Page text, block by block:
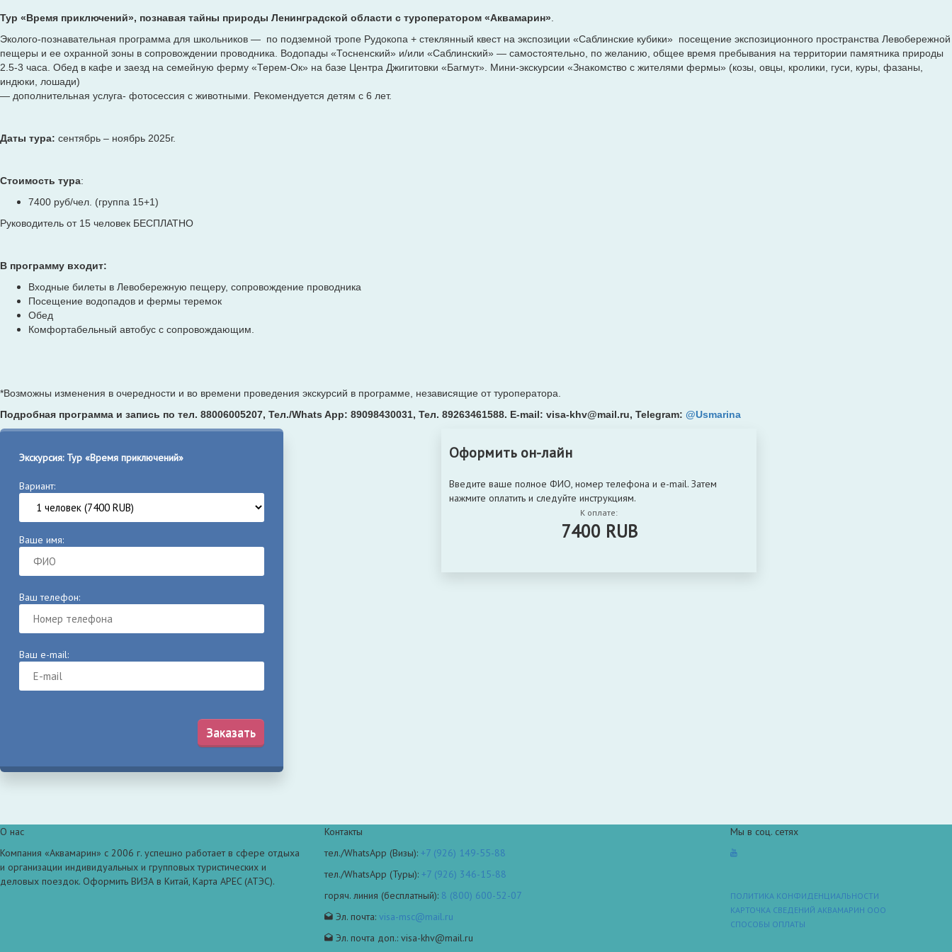
Тур «Время приключений», познавая тайны природы Ленинградской области с туроператором «Аквамарин»
Эколого-познавательная программа для школьников — по подземной тропе Рудокопа + стеклянный квест на экспозиции «Саблинские кубики» посещение экспозиционного пространства Левобережной
пещеры и ее охранной зоны в сопровождении проводника. Водопады «Тосненский» и/или «Саблинский» — самостоятельно, по желанию, общее время пребывания на территории памятника природы
2.5-3 часа. Обед в кафе и заезд на семейную ферму «Терем-Ок» на базе Центра Джигитовки «Багмут». Мини-экскурсии «Знакомство с жителями фермы» (козы, овцы, кролики, гуси, куры, фазаны,
индюки, лошади)
— дополнительная услуга- фотосессия с животными. Рекомендуется детям с 6 лет.
Даты тура: сентябрь – ноябрь 2025г.
Стоимость тура:
7400 руб/чел. (группа 15+1)
Руководитель от 15 человек БЕСПЛАТНО
В программу входит:
Входные билеты в Левобережную пещеру, сопровождение проводника
Посещение водопадов и фермы теремок
Обед
Комфортабельный автобус с сопровождающим.
*Возможны изменения в очередности и во времени проведения экскурсий в программе, независящие от туроператора.
Подробная программа и запись по тел. 88006005207, Тел./Whats App: 89098430031, Тел. 89263461588. E-mail: visa-khv@mail.ru, Telegram: @Usmarina
Экскурсия: Тур «Время приключений»
Вариант:
Ваше имя:
Ваш телефон:
Ваш e-mail:
Заказать
Оформить он-лайн
Введите ваше полное ФИО, номер телефона и e-mail. Затем
нажмите оплатить и следуйте инструкциям.
К оплате:
7400 RUB
О нас
Компания «Аквамарин» с 2006 г. успешно работает в сфере отдыха
и организации индивидуальных и групповых туристических и
деловых поездок. Оформить ВИЗА в Китай, Карта APEC (АТЭС).
Контакты
тел./WhatsApp (Визы): +7 (926) 149-55-88
тел./WhatsApp (Туры): +7 (926) 346-15-88
горяч. линия (бесплатный): 8 (800) 600-52-07
Эл. почта: visa-msc@mail.ru
Эл. почта доп.: visa-khv@mail.ru
Мы в соц. сетях
ПОЛИТИКА КОНФИДЕНЦИАЛЬНОСТИ
КАРТОЧКА СВЕДЕНИЙ АКВАМАРИН ООО
СПОСОБЫ ОПЛАТЫ